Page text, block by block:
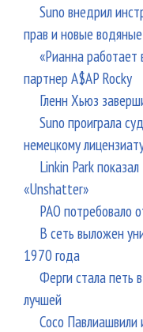
Suno внедрил
прав и новые
«Рианна работает
партнер A$AP Rocky
Гленн Хьюз
Suno проиграла
немецкому
Linkin Park
«Unshatter»
РАО потребовало
В сеть выложен
1970 года
Ферги стала петь
лучшей
Сосо